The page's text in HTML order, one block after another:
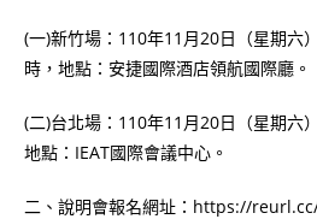
(一)新竹場：110年11月20日（星期六
時，地點：安捷國際酒店領航國際廳。
(二)台北場：110年11月20日（星期六
地點：IEAT國際會議中心。
二、說明會報名網址：https://reurl.cc/